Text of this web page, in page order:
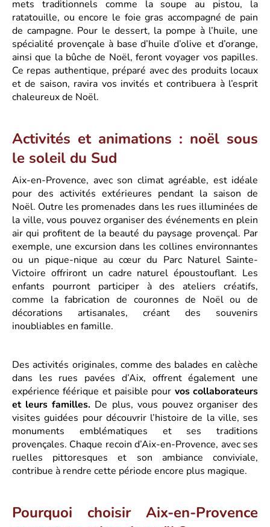
mets traditionnels comme la soupe au pistou, la
ratatouille, ou encore le foie gras accompagné de pain
de campagne. Pour le dessert, la pompe à l’huile, une
spécialité provençale à base d’huile d’olive et d’orange,
ainsi que la bûche de Noël, feront voyager vos papilles.
Ce repas authentique, préparé avec des produits locaux
et de saison, ravira vos invités et contribuera à l’esprit
chaleureux de Noël.
Activités et animations : noël sous
le soleil du Sud
Aix-en-Provence, avec son climat agréable, est idéale
pour des activités extérieures pendant la saison de
Noël. Outre les promenades dans les rues illuminées de
la ville, vous pouvez organiser des événements en plein
air qui profitent de la beauté du paysage provençal. Par
exemple, une excursion dans les collines environnantes
ou un pique-nique au cœur du Parc Naturel Sainte-
Victoire offriront un cadre naturel époustouflant. Les
enfants pourront participer à des ateliers créatifs,
comme la fabrication de couronnes de Noël ou de
décorations artisanales, créant des souvenirs
inoubliables en famille.
Des activités originales, comme des balades en calèche
dans les rues pavées d’Aix, offrent également une
expérience féérique et paisible pour vos collaborateurs
et leurs familles. De plus, vous pouvez organiser des
visites guidées pour découvrir l’histoire de la ville, ses
monuments emblématiques et ses traditions
provençales. Chaque recoin d’Aix-en-Provence, avec ses
ruelles pittoresques et son ambiance conviviale,
contribue à rendre cette période encore plus magique.
Pourquoi choisir Aix-en-Provence